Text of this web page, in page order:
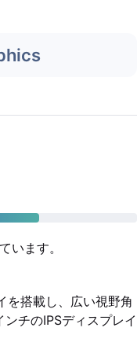
います。
搭載し、広い視野角
チのIPSディスプレイ